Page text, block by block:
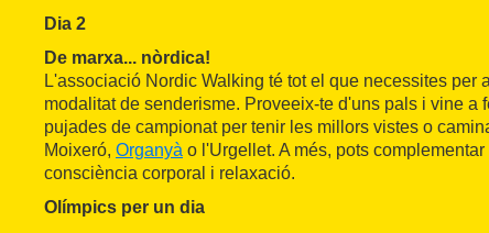
Dia 2
De marxa... nòrdica!
L'associació Nordic Walking té tot el que necessites per
modalitat de senderisme. Proveeix-te d'uns pals i vine a
pujades de campionat per tenir les millors vistes o
Moixeró, Organyà o l'Urgellet. A més, pots
consciència corporal i relaxació.
Olímpics per un dia